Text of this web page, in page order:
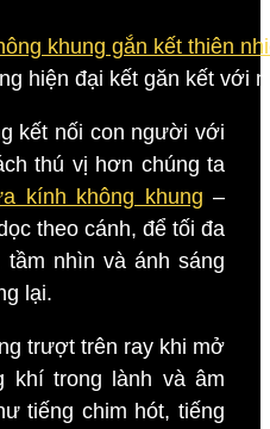
hiện đại kết găn kết với
kết nối con người với
thú vị hơn chúng ta
kính không khung –
theo cánh, để tối đa
tầm nhìn và ánh sáng
lại.
trượt trên ray khi mở
khí trong lành và âm
tiếng chim hót, tiếng